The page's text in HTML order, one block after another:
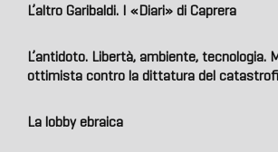
L’altro Garibaldi. I «Diari» di Caprera
L’antidoto. Libertà, ambiente, tecnologia.
ottimista contro la dittatura del
La lobby ebraica